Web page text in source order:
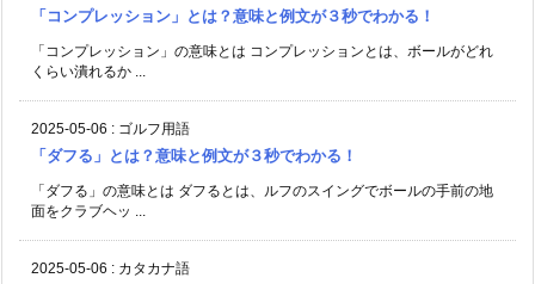
「コンプレッション」とは？意味と例文が３秒でわかる！
「コンプレッション」の意味とは コンプレッションとは、ボールがどれ
くらい潰れるか ...
2025-05-06 : ゴルフ用語
「ダフる」とは？意味と例文が３秒でわかる！
「ダフる」の意味とは ダフるとは、ルフのスイングでボールの手前の地
面をクラブヘッ ...
2025-05-06 : カタカナ語